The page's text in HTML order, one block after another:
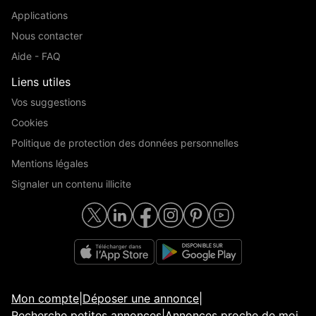
Applications
Nous contacter
Aide - FAQ
Liens utiles
Vos suggestions
Cookies
Politique de protection des données personnelles
Mentions légales
Signaler un contenu illicite
Mon compte Déposer une annonce